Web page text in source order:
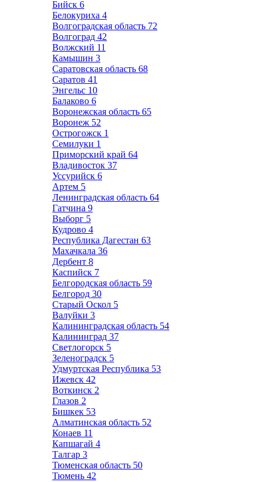
Бийск 6
Белокуриха 4
Волгоградская область 72
Волгоград 42
Волжский 11
Камышин 3
Саратовская область 68
Саратов 41
Энгельс 10
Балаково 6
Воронежская область 65
Воронеж 52
Острогожск 1
Семилуки 1
Приморский край 64
Владивосток 37
Уссурийск 6
Артем 5
Ленинградская область 64
Гатчина 9
Выборг 5
Кудрово 4
Республика Дагестан 63
Махачкала 36
Дербент 8
Каспийск 7
Белгородская область 59
Белгород 30
Старый Оскол 5
Валуйки 3
Калининградская область 54
Калининград 37
Светлогорск 5
Зеленоградск 5
Удмуртская Республика 53
Ижевск 42
Воткинск 2
Глазов 2
Бишкек 53
Алматинская область 52
Конаев 11
Капшагай 4
Талгар 3
Тюменская область 50
Тюмень 42